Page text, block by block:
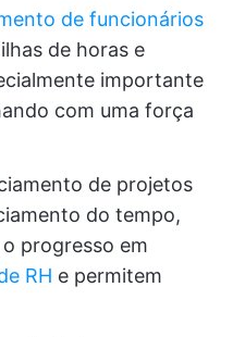
de funcionários
de horas e
importante
com uma força
de projetos
do tempo,
progresso em
RH e permitem